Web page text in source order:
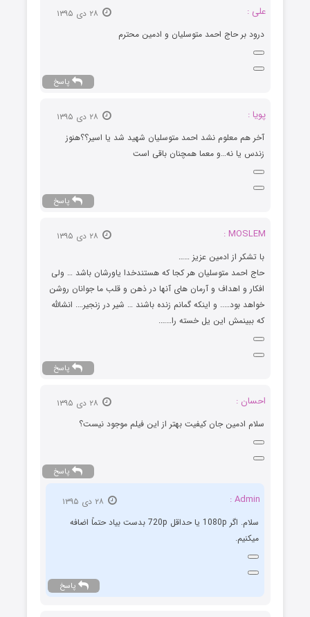
علی :
درود بر حاج احمد متوسلیان و ادمین محترم
پاسخ
پویا :
آخر هم معلوم نشد احمد متوسلیان شهید شد یا اسیر؟؟هنوز
زندس یا نه…و معما همچنان باقی است
پاسخ
MOSLEM :
با تشکر از ادمین عزیز ……
حاج احمد متوسلیان هر کجا که هستندخدا یاورشان باشد … ولی
افکار و اهداف و آرمان های آنها در ذهن و قلب ما جوانان روشن
خواهد بود….. و اینکه گمانم زنده باشند … شیر در زنجیر…. انشالله
که ببینمش این یل خسته را…….
پاسخ
احسان :
سلام ادمین جان کیفیت بهتر از این فیلم موجود نیست؟
پاسخ
Admin :
سلام. اگر 1080p یا حداقل 720p بدست بیاد حتماً اضافه
میکنیم.
پاسخ